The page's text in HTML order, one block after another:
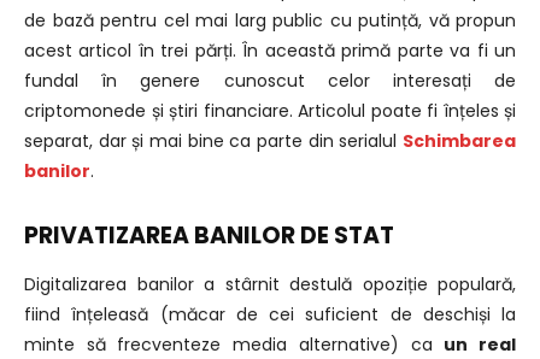
de bază pentru cel mai larg public cu putință, vă propun
acest articol în trei părți. În această primă parte va fi un
fundal în genere cunoscut celor interesați de
criptomonede și știri financiare. Articolul poate fi înțeles și
separat, dar și mai bine ca parte din serialul Schimbarea
banilor.
PRIVATIZAREA BANILOR DE STAT
Digitalizarea banilor a stârnit destulă opoziție populară,
fiind înțeleasă (măcar de cei suficient de deschiși la
minte să frecventeze media alternative) ca un real